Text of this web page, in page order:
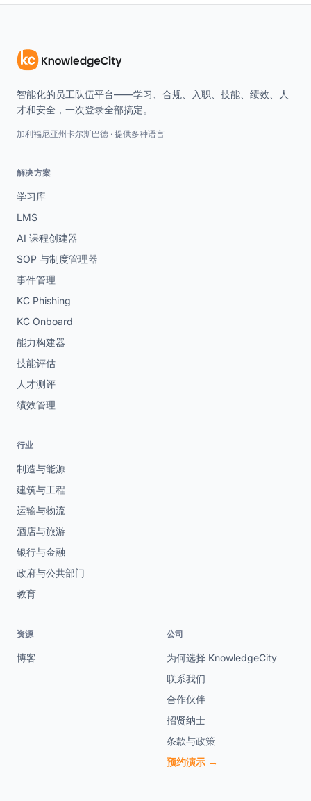
智能化的员工队伍平台——学习、合规、入职、技能、绩效、人
才和安全，一次登录全部搞定。
加利福尼亚州卡尔斯巴德 · 提供多种语言
解决方案
学习库
LMS
AI 课程创建器
SOP 与制度管理器
事件管理
KC Phishing
KC Onboard
能力构建器
技能评估
人才测评
绩效管理
行业
制造与能源
建筑与工程
运输与物流
酒店与旅游
银行与金融
政府与公共部门
教育
资源
博客
公司
为何选择 KnowledgeCity
联系我们
合作伙伴
招贤纳士
条款与政策
预约演示 →